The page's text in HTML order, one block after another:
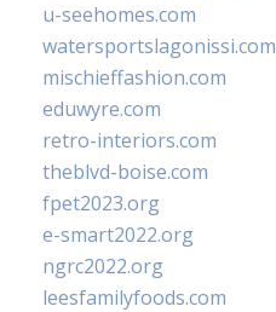
u-seehomes.com
watersportslagonissi.com
mischieffashion.com
eduwyre.com
retro-interiors.com
theblvd-boise.com
fpet2023.org
e-smart2022.org
ngrc2022.org
leesfamilyfoods.com